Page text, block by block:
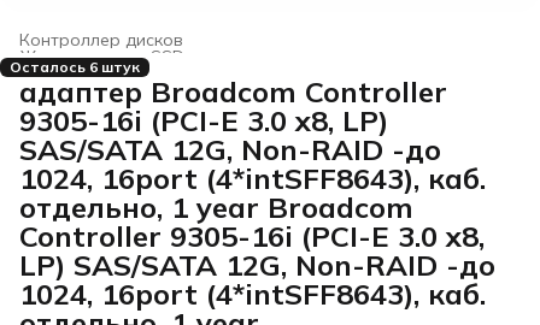
Контроллер дисков
Жесткие диски, SSD и сетевые накопители
Электроника
Главная ›
Осталось 6 штук
адаптер Broadcom Controller
9305-16i (PCI-E 3.0 x8, LP)
SAS/SATA 12G, Non-RAID -до
1024, 16port (4*intSFF8643), каб.
отдельно, 1 year Broadcom
Controller 9305-16i (PCI-E 3.0 x8,
LP) SAS/SATA 12G, Non-RAID -до
1024, 16port (4*intSFF8643), каб.